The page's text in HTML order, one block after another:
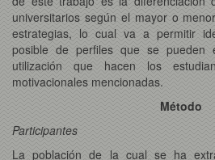
universitarios según el mayor o
estrategias, lo cual va a permitir
posible de perfiles que se pueden
utilización que hacen los
motivacionales mencionadas.
Método
Participantes
La población de la cual se ha